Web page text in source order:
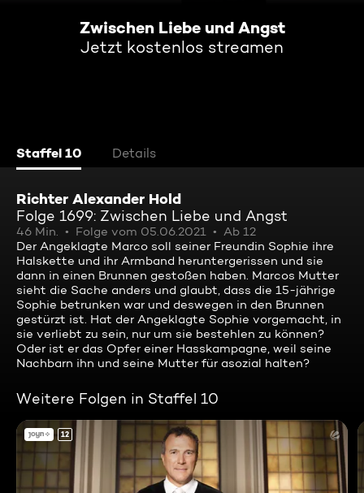
Zwischen Liebe und Angst
Jetzt kostenlos streamen
Staffel 10 Details
Richter Alexander Hold
Folge 1699: Zwischen Liebe und Angst
46 Min. Folge vom 05.06.2021
Ab 12
Der Angeklagte Marco soll seiner Freundin Sophie ihre
Halskette und ihr Armband heruntergerissen und sie
dann in einen Brunnen gestoßen haben. Marcos Mutter
sieht die Sache anders und glaubt, dass die 15-jährige
Sophie betrunken war und deswegen in den Brunnen
gestürzt ist. Hat der Angeklagte Sophie vorgemacht, in
sie verliebt zu sein, nur um sie bestehlen zu können?
Oder ist er das Opfer einer Hasskampagne, weil seine
Nachbarn ihn und seine Mutter für asozial halten?
Weitere Folgen in Staffel 10
12